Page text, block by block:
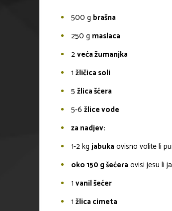
500 g brašna
250 g maslaca
2veća žumanjka
1 žličica soli
5 žlica šćera
5-6 žlice vode
za nadjev:
1-2kg jabuka ovisno volite li
oko 150 g šećera ovisi jesu li
1 vanil šećer
1 žlica cimeta